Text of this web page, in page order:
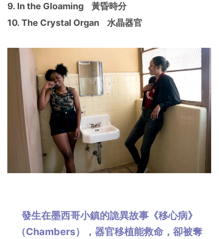
9. In the Gloaming 黃昏時分
10. The Crystal Organ 水晶器官
發生在墨西哥小鎮的詭異故事《移心病》
（Chambers），器官移植能救命，卻被奪